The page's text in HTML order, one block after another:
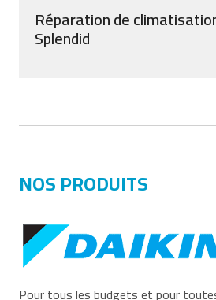
Réparation de
Splendid
NOS PRODUITS
Pour tous les budgets et pour